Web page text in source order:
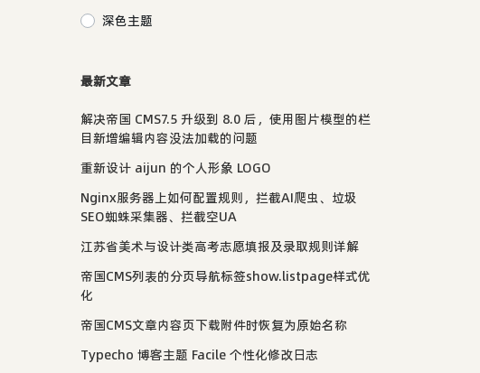
深色主题
最新文章
解决帝国 CMS7.5 升级到 8.0 后，使用图片模型的栏
目新增编辑内容没法加载的问题
重新设计 aijun 的个人形象 LOGO
Nginx服务器上如何配置规则，拦截AI爬虫、垃圾
SEO蜘蛛采集器、拦截空UA
江苏省美术与设计类高考志愿填报及录取规则详解
帝国CMS列表的分页导航标签show.listpage样式优
化
帝国CMS文章内容页下载附件时恢复为原始名称
Typecho 博客主题 Facile 个性化修改日志